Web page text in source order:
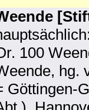
100
hg.
Göttingen-